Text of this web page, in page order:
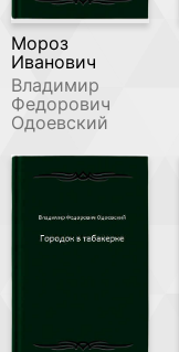
Мороз
Иванович
Владимир
Федорович
Одоевский